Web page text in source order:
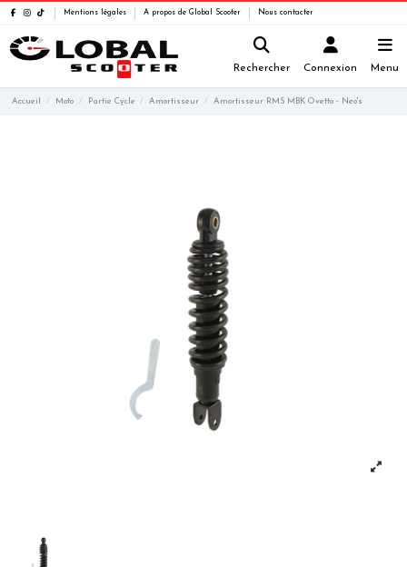
Mentions légales A propos de Global Scooter Nous contacter
Rechercher Connexion Menu
Accueil Moto Partie Cycle Amortisseur Amortisseur RMS MBK Ovetto - Neo's